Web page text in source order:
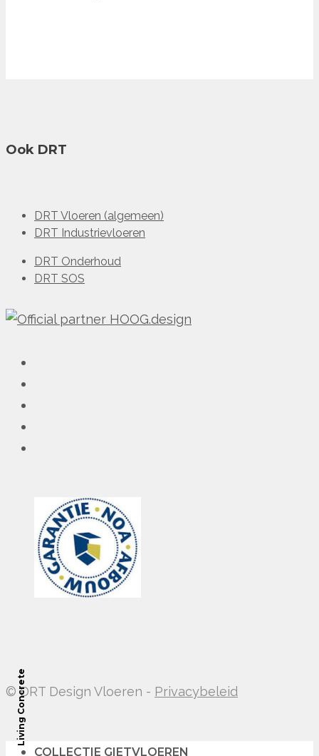
Living Concrete
Ook DRT
DRT Vloeren (algemeen)
DRT Industrievloeren
DRT Onderhoud
DRT SOS
© DRT Design Vloeren - Privacybeleid
COLLECTIE GIETVLOEREN